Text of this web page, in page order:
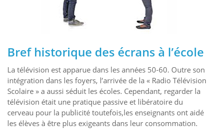
Bref historique des écrans à l’école
La télévision est apparue dans les années 50-60. Outre son
intégration dans les foyers, l’arrivée de la « Radio Télévision
Scolaire » a aussi séduit les écoles. Cependant, regarder la
télévision était une pratique passive et libératoire du
cerveau pour la publicité toutefois,les enseignants ont aidé
les élèves à être plus exigeants dans leur consommation.